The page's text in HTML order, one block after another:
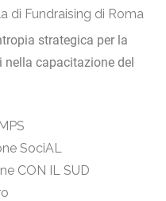
di Fundraising di Roma
strategica per la
capacitazione del
SociAL
CON IL SUD